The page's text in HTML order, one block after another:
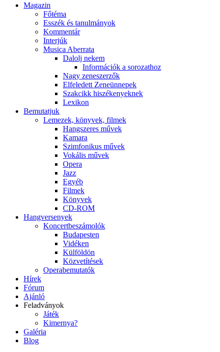
Magazin
Főtéma
Esszék és tanulmányok
Kommentár
Interjúk
Musica Aberrata
Dalolj nekem
Információk a sorozathoz
Nagy zeneszerzők
Elfeledett Zeneünnepek
Szakcikk hiszékenyeknek
Lexikon
Bemutatjuk
Lemezek, könyvek, filmek
Hangszeres művek
Kamara
Szimfonikus művek
Vokális művek
Opera
Jazz
Egyéb
Filmek
Könyvek
CD-ROM
Hangversenyek
Koncertbeszámolók
Budapesten
Vidéken
Külföldön
Közvetítések
Operabemutatók
Hírek
Fórum
Ajánló
Feladványok
Játék
Kimernya?
Galéria
Blog